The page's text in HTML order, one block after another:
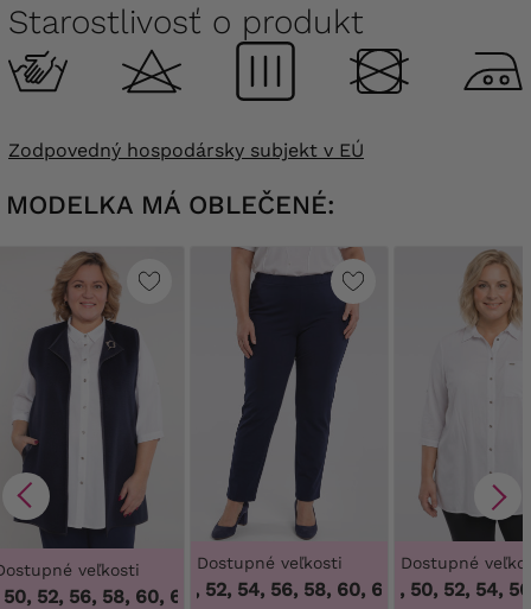
Starostlivosť o produkt
Zodpovedný hospodársky subjekt v EÚ
MODELKA MÁ OBLEČENÉ:
veľkosti
52, 56, 58, 60, 62, 64,46, 48, 50, 52, 56, 58, 60, 62, 64
Dostupné veľkosti
46, 50, 52, 54, 56, 58, 60, 62, 64,46, 50,
Dostupné
46, 48, 50, 52, 54,